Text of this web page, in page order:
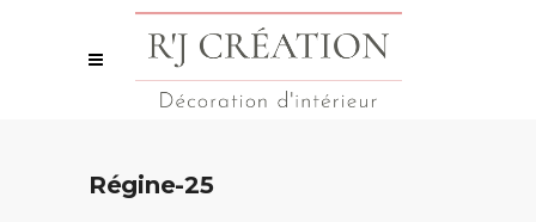
Régine-25